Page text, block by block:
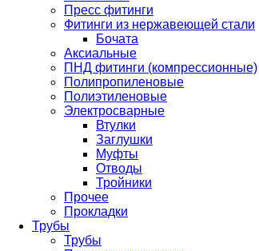
Пресс фитинги
Фитинги из нержавеющей стали
Бочата
Аксиальные
ПНД фитинги (компрессионные)
Полипропиленовые
Полиэтиленовые
Электросварные
Втулки
Заглушки
Муфты
Отводы
Тройники
Прочее
Прокладки
Трубы
Трубы